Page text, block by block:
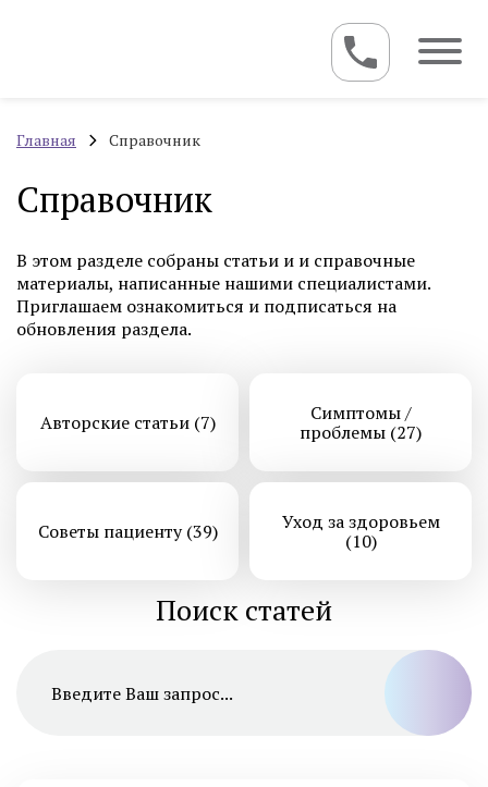
Главная Справочник
Справочник
В этом разделе собраны статьи и и справочные
материалы, написанные нашими специалистами.
Приглашаем ознакомиться и подписаться на
обновления раздела.
Авторские статьи (7)
Симптомы /
проблемы (27)
Советы пациенту (39)
Уход за здоровьем
(10)
Поиск статей